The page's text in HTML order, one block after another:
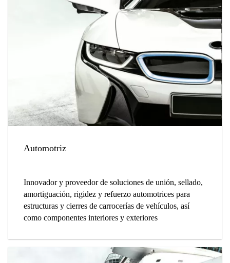
Automotriz
Innovador y proveedor de soluciones de unión, sellado,
amortiguación, rigidez y refuerzo automotrices para
estructuras y cierres de carrocerías de vehículos, así
como componentes interiores y exteriores